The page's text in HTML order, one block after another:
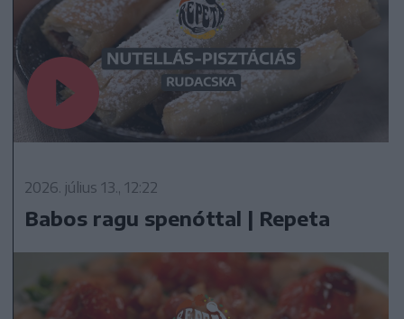
2026. július 13., 12:22
Babos ragu spenóttal | Repeta